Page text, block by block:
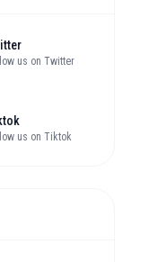
us on Twitter
us on Tiktok